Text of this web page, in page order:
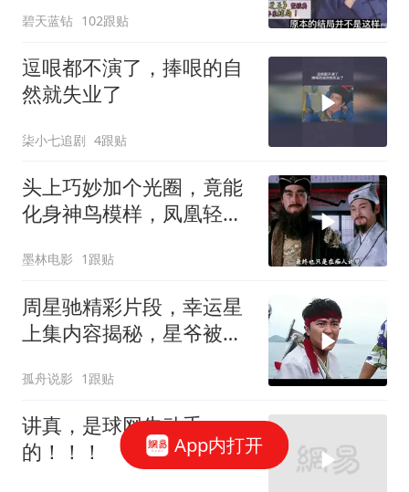
碧天蓝钻 102跟贴
逗哏都不演了，捧哏的自
然就失业了
柒小七追剧 4跟贴
头上巧妙加个光圈，竟能
化身神鸟模样，凤凰轻松
墨林电影 1跟贴
周星驰精彩片段，幸运星
上集内容揭秘，星爷被黑
孤舟说影 1跟贴
讲真，是球网先动手
的！！！
App内打开